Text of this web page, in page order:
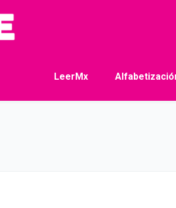
LeerMx